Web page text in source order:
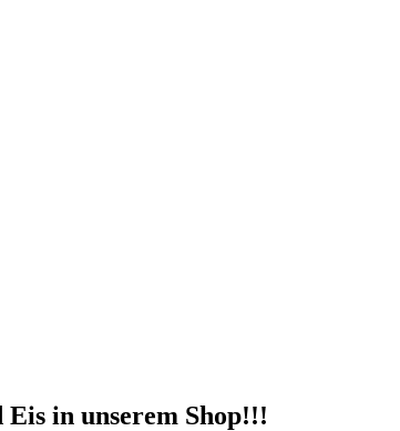
in unserem Shop!!!